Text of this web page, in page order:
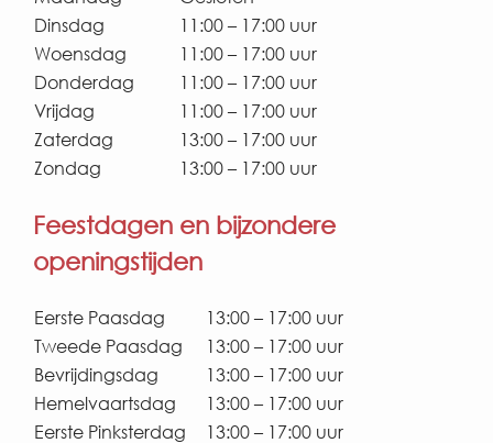
Dinsdag
11:00 – 17:00 uur
Woensdag
11:00 – 17:00 uur
Donderdag
11:00 – 17:00 uur
Vrijdag
11:00 – 17:00 uur
Zaterdag
13:00 – 17:00 uur
Zondag
13:00 – 17:00 uur
Feestdagen en bijzondere
openingstijden
Eerste Paasdag
13:00 – 17:00 uur
Tweede Paasdag
13:00 – 17:00 uur
Bevrijdingsdag
13:00 – 17:00 uur
Hemelvaartsdag
13:00 – 17:00 uur
Eerste Pinksterdag
13:00 – 17:00 uur